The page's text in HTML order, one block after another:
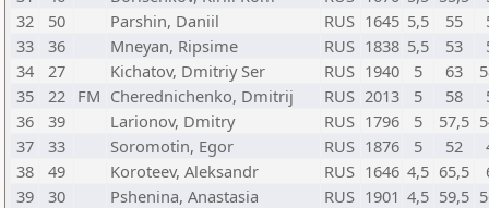
32
50 Parshin, Daniil RUS 1645 5,5 55
33
36 Mneyan, Ripsime RUS 1838 5,5 53
34
27 Kichatov, Dmitriy Ser RUS 1940 5 63
35
22 FM Cherednichenko, Dmitrij RUS 2013 5 58
36
39 Larionov, Dmitry RUS 1796 5 57,5
37
33 Soromotin, Egor RUS 1876 5 52
38
49 Koroteev, Aleksandr RUS 1646 4,5 65,5
39
30 Pshenina, Anastasia RUS 1901 4,5 59,5